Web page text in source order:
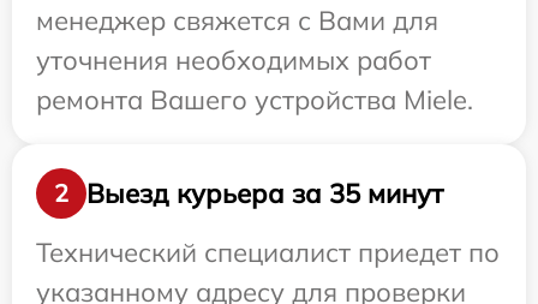
менеджер свяжется с Вами для
уточнения необходимых работ
ремонта Вашего устройства Miele.
2
Выезд курьера за 35 минут
Технический специалист приедет по
указанному адресу для проверки